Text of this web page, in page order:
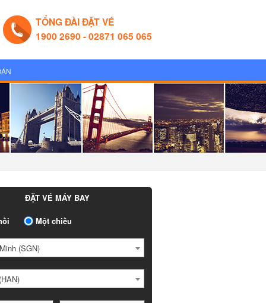
TỔNG ĐÀI ĐẶT VÉ
1900 2690 - 02871 065 065
ĐẶT VÉ MÁY BAY
Một chiều
(SGN)